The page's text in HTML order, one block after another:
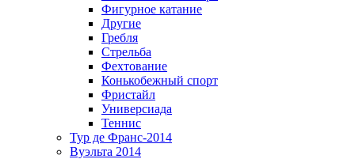
Фигурное катание
Другие
Гребля
Стрельба
Фехтование
Конькобежный спорт
Фристайл
Универсиада
Теннис
Тур де Франс-2014
Вуэльта 2014